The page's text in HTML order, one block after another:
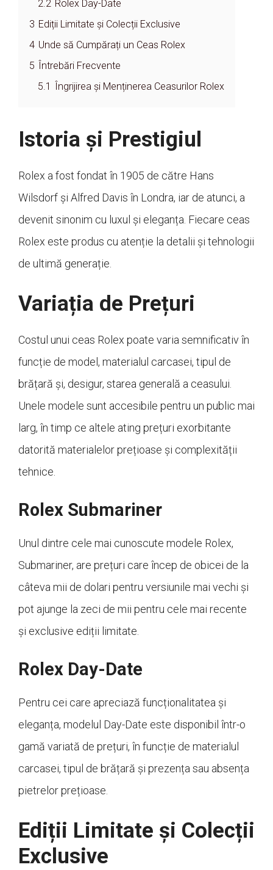
2.2 Rolex Day-Date
3 Ediții Limitate și Colecții Exclusive
4 Unde să Cumpărați un Ceas Rolex
5
Întrebări Frecvente
5.1
Îngrijirea și Menținerea Ceasurilor Rolex
Istoria și Prestigiul
Rolex a fost fondat în 1905 de către Hans
Wilsdorf și Alfred Davis în Londra, iar de atunci, a
devenit sinonim cu luxul și eleganța. Fiecare ceas
Rolex este produs cu atenție la detalii și tehnologii
de ultimă generație.
Variația de Prețuri
Costul unui ceas Rolex poate varia semnificativ în
funcție de model, materialul carcasei, tipul de
brățară și, desigur, starea generală a ceasului.
Unele modele sunt accesibile pentru un public mai
larg, în timp ce altele ating prețuri exorbitante
datorită materialelor prețioase și complexității
tehnice.
Rolex Submariner
Unul dintre cele mai cunoscute modele Rolex,
Submariner, are prețuri care încep de obicei de la
câteva mii de dolari pentru versiunile mai vechi și
pot ajunge la zeci de mii pentru cele mai recente
și exclusive ediții limitate.
Rolex Day-Date
Pentru cei care apreciază funcționalitatea și
eleganța, modelul Day-Date este disponibil într-o
gamă variată de prețuri, în funcție de materialul
carcasei, tipul de brățară și prezența sau absența
pietrelor prețioase.
Ediții Limitate și Colecții
Exclusive